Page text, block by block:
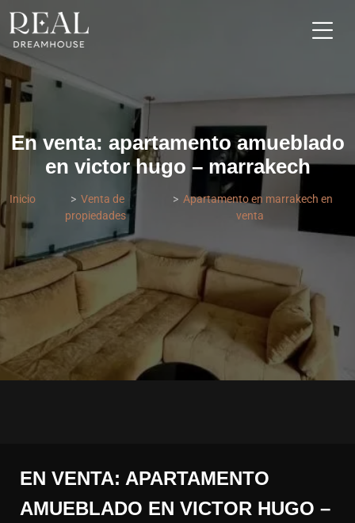
En venta: apartamento amueblado
en victor hugo – marrakech
Inicio
Venta de
propiedades
Apartamento en marrakech en
venta
EN VENTA: APARTAMENTO
AMUEBLADO EN VICTOR HUGO –